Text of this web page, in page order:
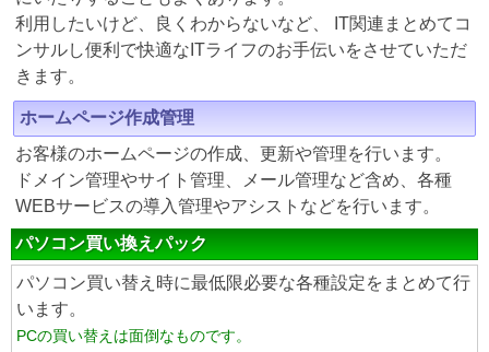
利用したいけど、良くわからないなど、 IT関連まとめてコ
ンサルし便利で快適なITライフのお手伝いをさせていただ
きます。
ホームページ作成管理
お客様のホームページの作成、更新や管理を行います。
ドメイン管理やサイト管理、メール管理など含め、各種
WEBサービスの導入管理やアシストなどを行います。
パソコン買い換えパック
パソコン買い替え時に最低限必要な各種設定をまとめて行
います。
PCの買い替えは面倒なものです。